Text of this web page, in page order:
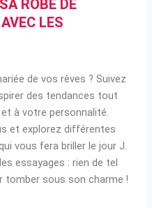
ROBE DE
LES
de vos rêves ? Suivez
des tendances tout
à votre personnalité.
et explorez différentes
vous fera briller le jour J.
essayages : rien de tel
tomber sous son charme !